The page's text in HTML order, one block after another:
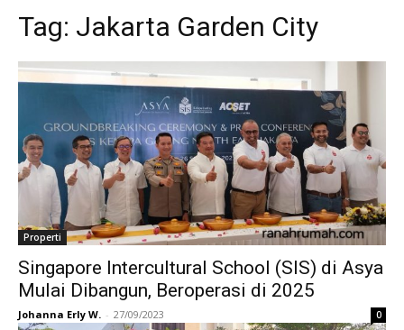
Tag: Jakarta Garden City
Properti
Singapore Intercultural School (SIS) di Asya
Mulai Dibangun, Beroperasi di 2025
Johanna Erly W. - 27/09/2023 0